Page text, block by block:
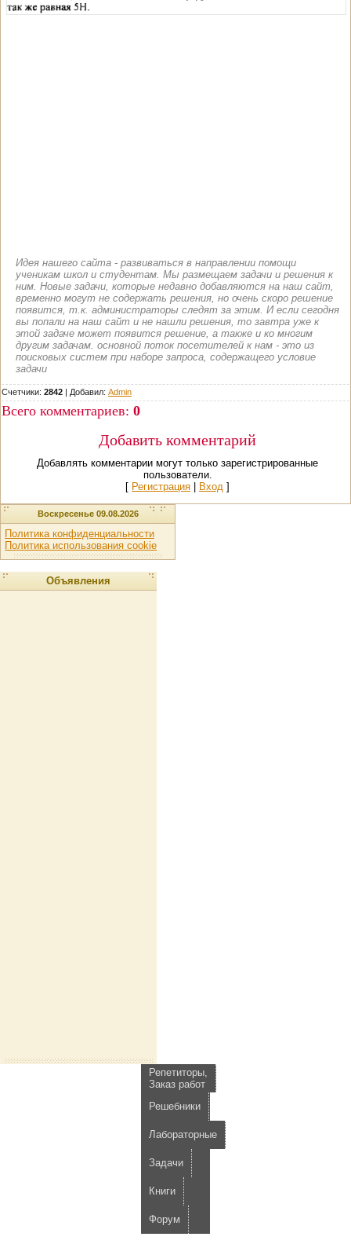
Идея нашего сайта - развиваться в направлении помощи
ученикам школ и студентам. Мы размещаем задачи и решения к
ним. Новые задачи, которые недавно добавляются на наш сайт,
временно могут не содержать решения, но очень скоро решение
появится, т.к. администраторы следят за этим. И если сегодня
вы попали на наш сайт и не нашли решения, то завтра уже к
этой задаче может появится решение, а также и ко многим
другим задачам. основной поток посетителей к нам - это из
поисковых систем при наборе запроса, содержащего условие
задачи
Счетчики: 2842 | Добавил: Admin
Всего комментариев: 0
Добавить комментарий
Добавлять комментарии могут только зарегистрированные
пользователи.
[ Регистрация Вход ]
Воскресенье 09.08.2026
Политика конфиденциальности
Политика использования cookie
Объявления
Репетиторы,
Заказ работ
Решебники
Лабораторные
Задачи
Книги
Форум